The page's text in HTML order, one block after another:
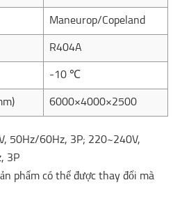
Maneurop/Copeland
R404A
-10 ℃
6000×4000×2500
50Hz/60Hz, 3P; 220~240V,
3P
phẩm có thể được thay đổi mà